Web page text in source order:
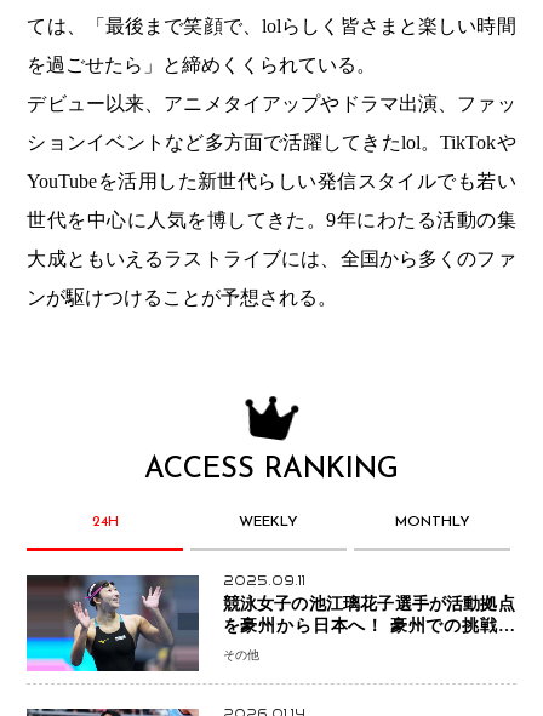
ては、「最後まで笑顔で、lolらしく皆さまと楽しい時間
を過ごせたら」と締めくくられている。
デビュー以来、アニメタイアップやドラマ出演、ファッ
ションイベントなど多方面で活躍してきたlol。TikTokや
YouTubeを活用した新世代らしい発信スタイルでも若い
世代を中心に人気を博してきた。9年にわたる活動の集
大成ともいえるラストライブには、全国から多くのファ
ンが駆けつけることが予想される。
ACCESS RANKING
24H WEEKLY MONTHLY
2025.09.11
競泳女子の池江璃花子選手が活動拠点
を豪州から日本へ！ 豪州での挑戦を
糧に、28年ロサンゼルス五輪へ再始動
その他